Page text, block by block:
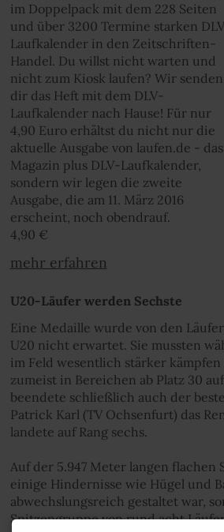
im Doppelpack mit dem 228 Seiten
und über 3200 Termine starken
Laufkalender in den Zeitschriften-
Handel. Du willst nicht warten und
nicht zum Kiosk laufen? Wir senden
dir das Heft mit dem DLV-
Laufkalender nach Hause! Für nur
4,90 Euro erhältst du nicht nur die
aktuelle Ausgabe von laufen.de - das
Magazin plus DLV-Laufkalender,
sondern wir legen die zweite
Ausgabe, die am 11. März 2016
erscheint, noch obendrauf.
4,90 €
mehr erfahren
U20-Läufer werden Sechste
Eine Medaille wurde von den
U20 nicht erwartet. Sie mussten
im Feld wesentlich stärker
zumeist in Bereichen ab Platz 30
beendete schließlich auch der
Patrick Karl (TV Ochsenfurt) das
landete auf Rang sechs.
Auf der 5.947 Meter langen flachen
einige Hindernisse wie Hügel und
abwechslungsreich gestaltet war,
Spitzengruppe von rund acht